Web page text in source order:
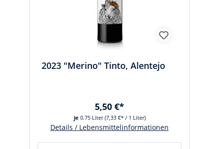
2023 "Merino" Tinto, Alentejo
je 0.75 Liter(7,33 €* / 1 Liter)
5,50 €*
Details / Lebensmittelinformationen